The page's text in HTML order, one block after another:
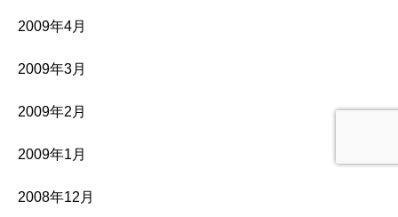
2009年4月
2009年3月
2009年2月
2009年1月
2008年12月